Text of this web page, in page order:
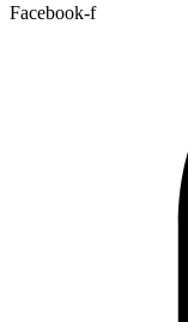
Facebook-f